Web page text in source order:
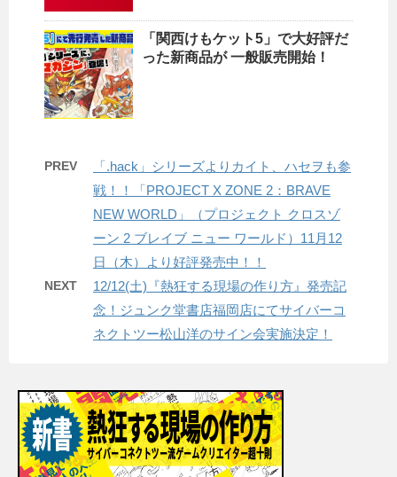
「関西けもケット5」で大好評だ
った新商品が 一般販売開始！
PREV
「.hack」シリーズよりカイト、ハセヲも参
戦！！「PROJECT X ZONE 2：BRAVE
NEW WORLD」（プロジェクト クロスゾ
ーン 2 ブレイブ ニュー ワールド）11月12
日（木）より好評発売中！！
NEXT
12/12(土)『熱狂する現場の作り方』発売記
念！ジュンク堂書店福岡店にてサイバーコ
ネクトツー松山洋のサイン会実施決定！